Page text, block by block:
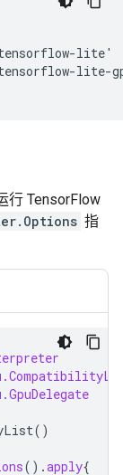
-lite'
-lite-
行 TensorFlow
指
()
().apply{